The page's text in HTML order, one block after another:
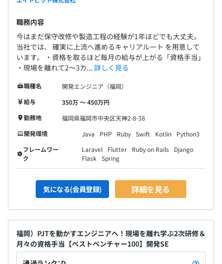
職務内容
今はまだ保守改修や製造工程の経験が1年ほどでも大丈夫。
当社では、 確実に上流へ進めるキャリアルート を用意して
います。 ・資格を取るほど毎月の給与が上がる「資格手当」
・現場を離れて2〜3カ... 詳しく見る
職種名
開発エンジニア（福岡）
給与
350万 〜 450万円
勤務地
福岡県福岡市中央区天神2-8-38
開発環境
Java PHP Ruby Swift Kotlin
Python3
フレームワー
ク
Laravel Flutter Ruby on Rails
Django
Flask
Spring
気になる(会員登録) 詳細を見る
福岡）PJTを動かすエンジニアへ！現場を離れ学ぶ2次研修＆
月々の資格手当【ベストベンチャー100】開発SE